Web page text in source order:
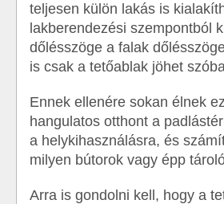
teljesen külön lakás is
lakberendezési szempontból
dőlésszöge a falak
is csak a tetőablak jöhet
Ennek ellenére sokan élnek
hangulatos otthont a
a helykihasználásra, és
milyen bútorok vagy épp
Arra is gondolni kell, hogy a